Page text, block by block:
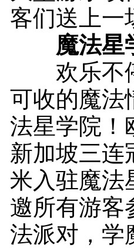
客们送上一
魔法星学
欢乐不停
可收的魔法
法星学院！
新加坡三连
米入驻魔法
邀所有游客
法派对，学